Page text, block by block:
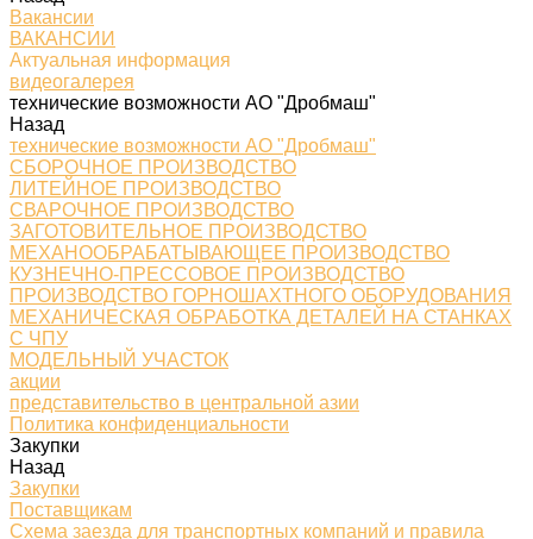
Вакансии
ВАКАНСИИ
Актуальная информация
видеогалерея
технические возможности АО "Дробмаш"
Назад
технические возможности АО "Дробмаш"
СБОРОЧНОЕ ПРОИЗВОДСТВО
ЛИТЕЙНОЕ ПРОИЗВОДСТВО
СВАРОЧНОЕ ПРОИЗВОДСТВО
ЗАГОТОВИТЕЛЬНОЕ ПРОИЗВОДСТВО
МЕХАНООБРАБАТЫВАЮЩЕЕ ПРОИЗВОДСТВО
КУЗНЕЧНО-ПРЕССОВОЕ ПРОИЗВОДСТВО
ПРОИЗВОДСТВО ГОРНОШАХТНОГО ОБОРУДОВАНИЯ
МЕХАНИЧЕСКАЯ ОБРАБОТКА ДЕТАЛЕЙ НА СТАНКАХ
С ЧПУ
МОДЕЛЬНЫЙ УЧАСТОК
акции
представительство в центральной азии
Политика конфиденциальности
Закупки
Назад
Закупки
Поставщикам
Схема заезда для транспортных компаний и правила